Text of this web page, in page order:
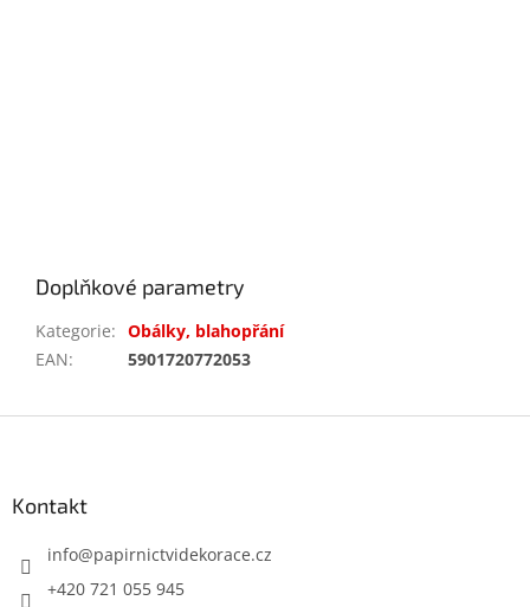
Doplňkové parametry
Kategorie: Obálky, blahopřání
EAN: 5901720772053
Kontakt
info@papirnictvidekorace.cz
+420 721 055 945